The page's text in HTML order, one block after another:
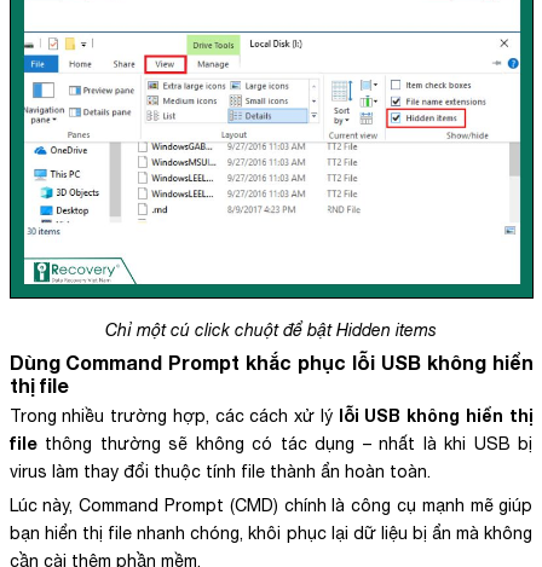
Chỉ một cú click chuột để bật Hidden items
Dùng Command Prompt khắc phục lỗi USB không hiển
thị file
Trong nhiều trường hợp, các cách xử lý lỗi USB không hiển thị
filethông thường sẽ không có tác dụng – nhất là khi USB bị
virus làm thay đổi thuộc tính file thành ẩn hoàn toàn.
Lúc này, Command Prompt (CMD) chính là công cụ mạnh mẽ giúp
bạn hiển thị file nhanh chóng, khôi phục lại dữ liệu bị ẩn mà không
cần cài thêm phần mềm.